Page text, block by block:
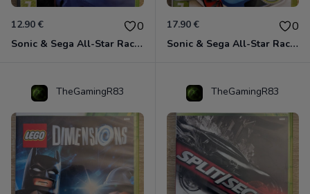
12.90 € 0
Sonic & Sega All-Star Racing avec Banjo-Kazooie Xbox 360
17.90 € 0
Sonic & Sega All-Star Racing - Transformed Xbox 360
TheGamingR83 TheGamingR83